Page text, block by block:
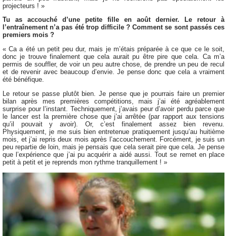
projecteurs ! »
Tu as accouché d’une petite fille en août dernier. Le retour à
l’entraînement n’a pas été trop difficile ? Comment se sont passés ces
premiers mois ?
« Ca a été un petit peu dur, mais je m’étais préparée à ce que ce le soit,
donc je trouve finalement que cela aurait pu être pire que cela. Ca m’a
permis de souffler, de voir un peu autre chose, de prendre un peu de recul
et de revenir avec beaucoup d’envie. Je pense donc que cela a vraiment
été bénéfique.
Le retour se passe plutôt bien. Je pense que je pourrais faire un premier
bilan après mes premières compétitions, mais j’ai été agréablement
surprise pour l’instant. Techniquement, j’avais peur d’avoir perdu parce que
le lancer est la première chose que j’ai arrêtée (par rapport aux tensions
qu’il pouvait y avoir). Or, c’est finalement assez bien revenu.
Physiquement, je me suis bien entretenue pratiquement jusqu’au huitième
mois, et j’ai repris deux mois après l’accouchement. Forcément, je suis un
peu repartie de loin, mais je pensais que cela serait pire que cela. Je pense
que l’expérience que j’ai pu acquérir a aidé aussi. Tout se remet en place
petit à petit et je reprends mon rythme tranquillement ! »